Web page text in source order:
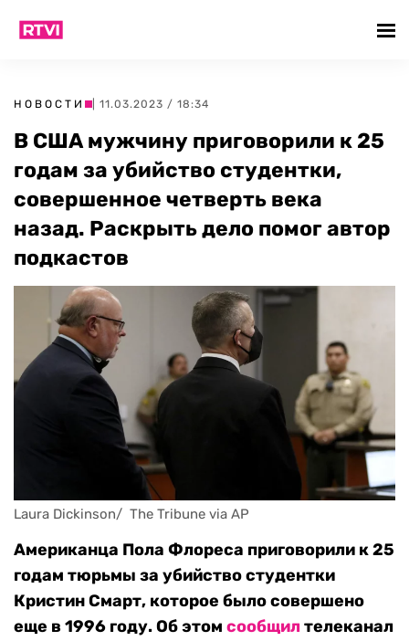
НОВОСТИ | 11.03.2023 / 18:34
В США мужчину приговорили к 25
годам за убийство студентки,
совершенное четверть века
назад. Раскрыть дело помог автор
подкастов
Laura Dickinson/  The Tribune via AP
Американца Пола Флореса приговорили к 25
годам тюрьмы за убийство студентки
Кристин Смарт, которое было совершено
еще в 1996 году. Об этом сообщилтелеканал